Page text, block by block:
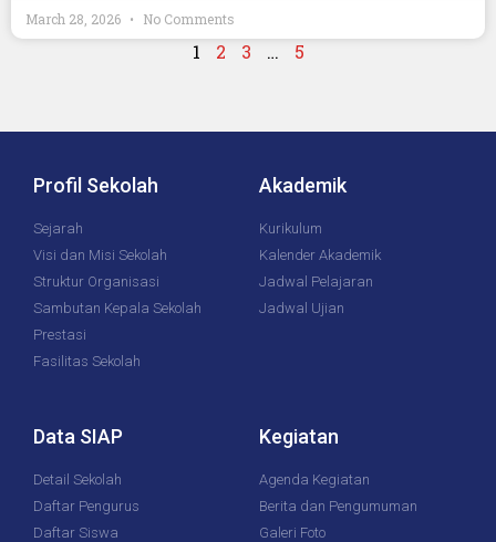
March 28, 2026 No Comments
1 2 3 … 5
Profil Sekolah
Sejarah
Visi dan Misi Sekolah
Struktur Organisasi
Sambutan Kepala Sekolah
Prestasi
Fasilitas Sekolah
Akademik
Kurikulum
Kalender Akademik
Jadwal Pelajaran
Jadwal Ujian
Data SIAP
Detail Sekolah
Daftar Pengurus
Daftar Siswa
Kegiatan
Agenda Kegiatan
Berita dan Pengumuman
Galeri Foto